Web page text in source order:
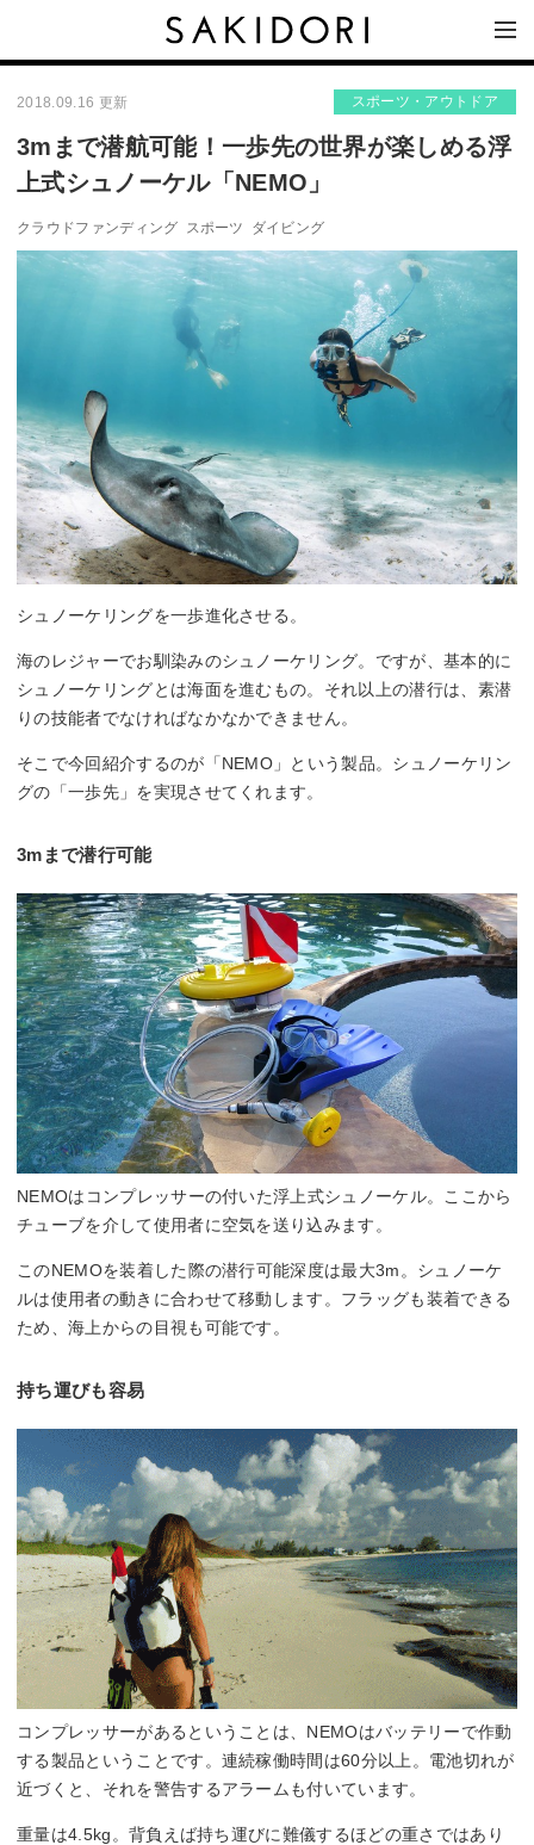
2018.09.16 更新 スポーツ・アウトドア
3mまで潜航可能！一歩先の世界が楽しめる浮
上式シュノーケル「NEMO」
クラウドファンディング スポーツ ダイビング
シュノーケリングを一歩進化させる。
海のレジャーでお馴染みのシュノーケリング。ですが、基本的に
シュノーケリングとは海面を進むもの。それ以上の潜行は、素潜
りの技能者でなければなかなかできません。
そこで今回紹介するのが「NEMO」という製品。シュノーケリン
グの「一歩先」を実現させてくれます。
3mまで潜行可能
NEMOはコンプレッサーの付いた浮上式シュノーケル。ここから
チューブを介して使用者に空気を送り込みます。
このNEMOを装着した際の潜行可能深度は最大3m。シュノーケ
ルは使用者の動きに合わせて移動します。フラッグも装着できる
ため、海上からの目視も可能です。
持ち運びも容易
コンプレッサーがあるということは、NEMOはバッテリーで作動
する製品ということです。連続稼働時間は60分以上。電池切れが
近づくと、それを警告するアラームも付いています。
重量は4.5kg。背負えば持ち運びに難儀するほどの重さではあり